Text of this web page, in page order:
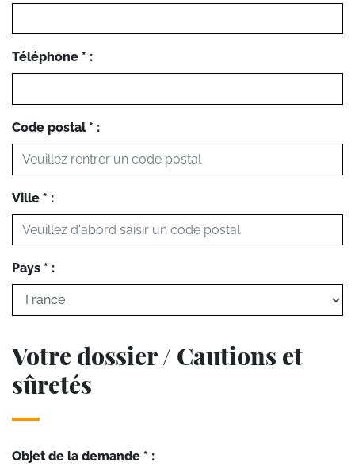
Téléphone * :
Code postal * :
Ville * :
Pays * :
Votre dossier / Cautions et
sûretés
Objet de la demande * :